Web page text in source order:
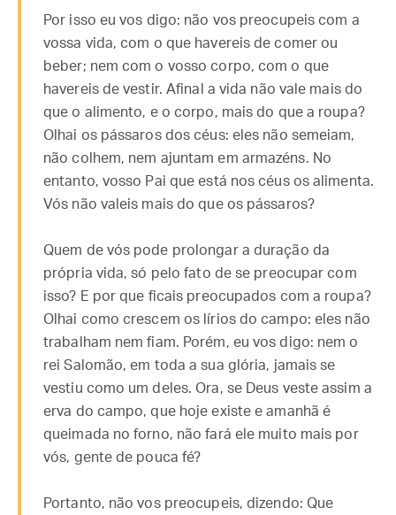
Por isso eu vos digo: não vos preocupeis com a
vossa vida, com o que havereis de comer ou
beber; nem com o vosso corpo, com o que
havereis de vestir. Afinal a vida não vale mais do
que o alimento, e o corpo, mais do que a roupa?
Olhai os pássaros dos céus: eles não semeiam,
não colhem, nem ajuntam em armazéns. No
entanto, vosso Pai que está nos céus os alimenta.
Vós não valeis mais do que os pássaros?
Quem de vós pode prolongar a duração da
própria vida, só pelo fato de se preocupar com
isso? E por que ficais preocupados com a roupa?
Olhai como crescem os lírios do campo: eles não
trabalham nem fiam. Porém, eu vos digo: nem o
rei Salomão, em toda a sua glória, jamais se
vestiu como um deles. Ora, se Deus veste assim a
erva do campo, que hoje existe e amanhã é
queimada no forno, não fará ele muito mais por
vós, gente de pouca fé?
Portanto, não vos preocupeis, dizendo: Que